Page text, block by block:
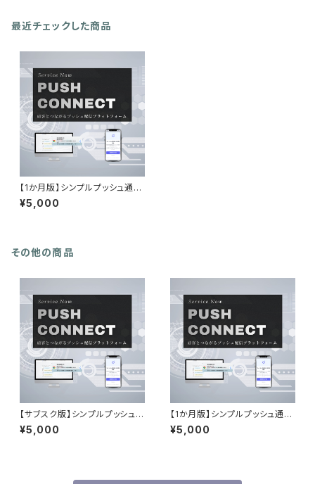
最近チェックした商品
【1か月版】シンプルプッシュ通知
PUSH CONNECT
¥5,000
その他の商品
【サブスク版】シンプルプッシュ通
知 PUSH CONNECT
¥5,000
【1か月版】シンプルプッシュ通知
PUSH CONNECT
¥5,000